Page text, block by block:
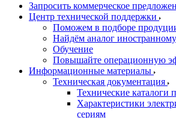
Запросить коммерческое
Центр технической поддержки
Поможем в подборе
Найдём аналог
Обучение
Повышайте операционную
Информационные материалы
Техническая документация
Технические каталоги
Характеристики
сериям